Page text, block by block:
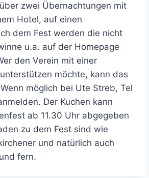
zwei Übernachtungen mit
Hotel, auf einen
dem Fest werden die nicht
u.a. auf der Homepage
den Verein mit einer
möchte, kann das
möglich bei Ute Streb, Tel
Der Kuchen kann
ab 11.30 Uhr abgegeben
zu dem Fest sind wie
und natürlich auch
fern.